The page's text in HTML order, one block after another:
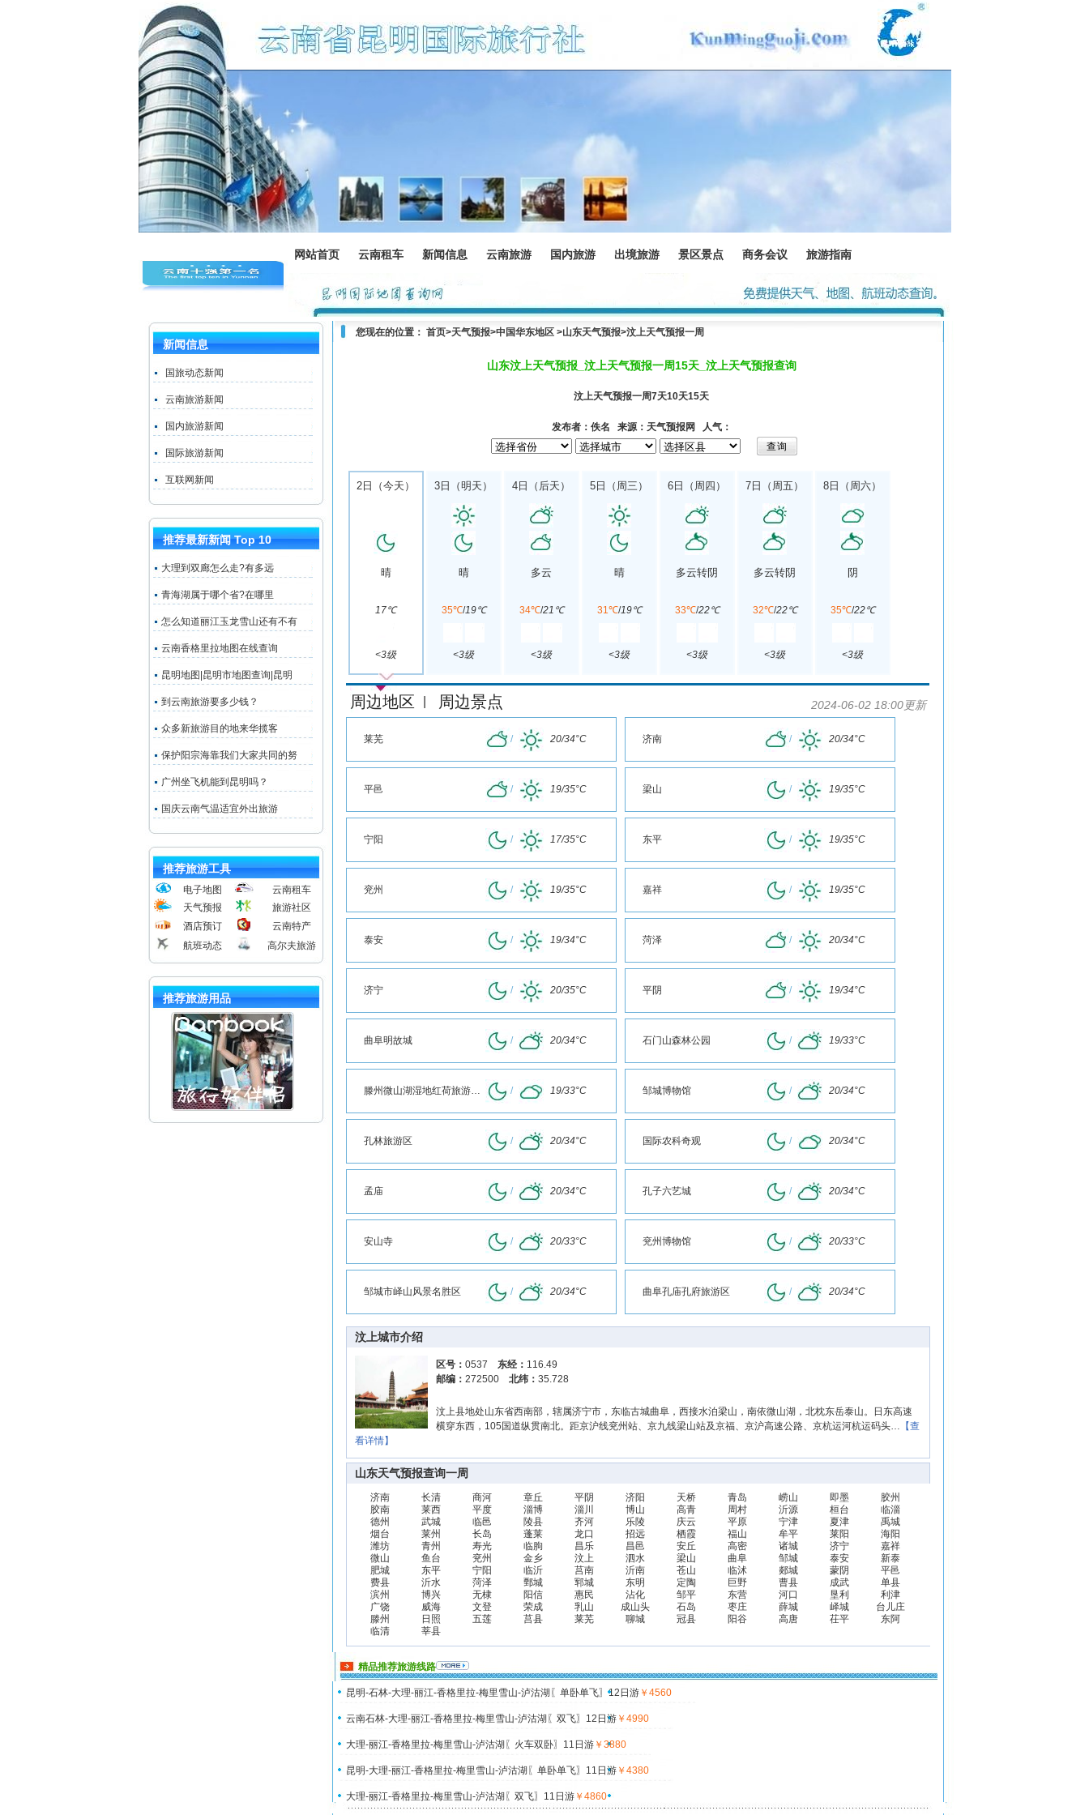
网站首页 云南租车 新闻信息 云南旅游 国内旅游 出境旅游 景区景点 商务会议 旅游指南
新闻信息
国旅动态新闻
云南旅游新闻
国内旅游新闻
国际旅游新闻
互联网新闻
推荐最新新闻 Top 10
大理到双廊怎么走?有多远
青海湖属于哪个省?在哪里
怎么知道丽江玉龙雪山还有不有
云南香格里拉地图在线查询
昆明地图|昆明市地图查询|昆明
到云南旅游要多少钱？
众多新旅游目的地来华揽客
保护阳宗海靠我们大家共同的努
广州坐飞机能到昆明吗？
国庆云南气温适宜外出旅游
推荐旅游工具
电子地图
云南租车
天气预报
旅游社区
酒店预订
云南特产
航班动态
高尔夫旅游
推荐旅游用品
您现在的位置： 首页>天气预报>中国华东地区 >山东天气预报>汶上天气预报一周
山东汶上天气预报_汶上天气预报一周15天_汶上天气预报查询
汶上天气预报一周7天10天15天
发布者：佚名 来源：天气预报网 人气：
2日（今天）
晴
17℃
<3级
3日（明天）
晴
35℃/19℃
<3级
4日（后天）
多云
34℃/21℃
<3级
5日（周三）
晴
31℃/19℃
<3级
6日（周四）
多云转阴
33℃/22℃
<3级
7日（周五）
多云转阴
32℃/22℃
<3级
8日（周六）
阴
35℃/22℃
<3级
周边地区 周边景点 2024-06-02 18:00更新
莱芜 / 20/34°C 济南 / 20/34°C
平邑 / 19/35°C 梁山 / 19/35°C
宁阳 / 17/35°C 东平 / 19/35°C
兖州 / 19/35°C 嘉祥 / 19/35°C
泰安 / 19/34°C 菏泽 / 20/34°C
济宁 / 20/35°C 平阴 / 19/34°C
曲阜明故城 / 20/34°C 石门山森林公园 / 19/33°C
滕州微山湖湿地红荷旅游风景区 / 19/33°C 邹城博物馆 / 20/34°C
孔林旅游区 / 20/34°C 国际农科奇观 / 20/34°C
孟庙 / 20/34°C 孔子六艺城 / 20/34°C
安山寺 / 20/33°C 兖州博物馆 / 20/33°C
邹城市峄山风景名胜区 / 20/34°C 曲阜孔庙孔府旅游区 / 20/34°C
汶上城市介绍
区号： 0537 东经： 116.49
邮编： 272500 北纬： 35.728
汶上县地处山东省西南部，辖属济宁市，东临古城曲阜，西接水泊梁山，南依微山湖，北枕东岳泰山。日东高速
横穿东西，105国道纵贯南北。距京沪线兖州站、京九线梁山站及京福、京沪高速公路、京杭运河杭运码头… 【查
看详情】
山东天气预报查询一周
济南 长清 商河 章丘 平阴 济阳 天桥 青岛 崂山 即墨
胶州
胶南
莱西 平度 淄博 淄川 博山 高青 周村 沂源 桓台
临淄
德州
武城 临邑 陵县 齐河 乐陵 庆云 平原 宁津 夏津
禹城
烟台
莱州 长岛 蓬莱 龙口 招远 栖霞 福山 牟平 莱阳
海阳
潍坊
青州 寿光 临朐 昌乐 昌邑 安丘 高密 诸城 济宁
嘉祥
微山
鱼台 兖州 金乡 汶上 泗水 梁山 曲阜 邹城 泰安
新泰
肥城
东平 宁阳 临沂 莒南 沂南 苍山 临沭 郯城 蒙阴
平邑
费县
沂水 菏泽 鄄城 郓城 东明 定陶 巨野 曹县 成武
单县
滨州
博兴 无棣 阳信 惠民 沾化 邹平 东营 河口 垦利
利津
广饶
威海 文登 荣成 乳山 成山头 石岛 枣庄 薛城 峄城
台儿庄
滕州
日照 五莲 莒县 莱芜 聊城 冠县 阳谷 高唐 茌平
东阿
临清
莘县
精品推荐旅游线路
￥4560
昆明-石林-大理-丽江-香格里拉-梅里雪山-泸沽湖〖单卧单飞〗12日游
￥4990
云南石林-大理-丽江-香格里拉-梅里雪山-泸沽湖〖双飞〗12日游
￥3880
大理-丽江-香格里拉-梅里雪山-泸沽湖〖火车双卧〗11日游
￥4380
昆明-大理-丽江-香格里拉-梅里雪山-泸沽湖〖单卧单飞〗11日游
￥4860
大理-丽江-香格里拉-梅里雪山-泸沽湖〖双飞〗11日游